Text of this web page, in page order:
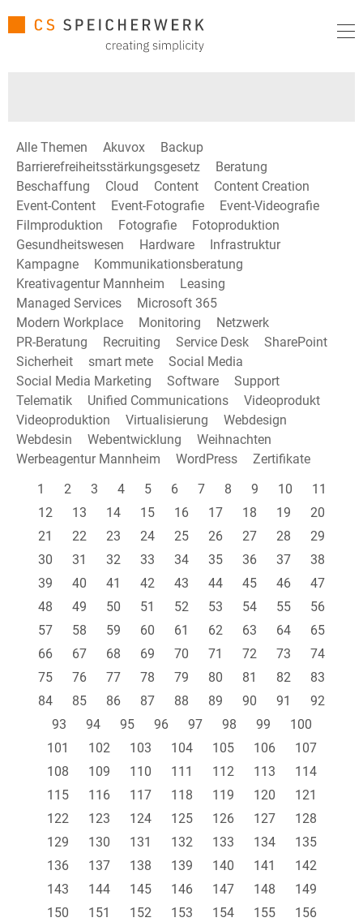
Alle Themen Akuvox
Backup
Barrierefreiheitsstärkungsgesetz
Beratung
Beschaffung
Cloud Content
Content Creation
Event-Content
Event-Fotografie
Event-Videografie
Filmproduktion
Fotografie
Fotoproduktion
Gesundheitswesen
Hardware
Infrastruktur
Kampagne
Kommunikationsberatung
Kreativagentur Mannheim
Leasing
Managed Services
Microsoft 365
Modern Workplace
Monitoring
Netzwerk
PR-Beratung
Recruiting Service Desk
SharePoint
Sicherheit
smart mete
Social Media
Social Media Marketing
Software
Support
Telematik
Unified Communications
Videoprodukt
Videoproduktion
Virtualisierung
Webdesign
Webdesin
Webentwicklung
Weihnachten
Werbeagentur Mannheim
WordPress
Zertifikate
1
2 3 4 5 6 7 8 9 10
11
12
13 14 15 16 17 18 19
20
21
22 23 24 25 26 27 28
29
30
31 32 33 34 35 36 37
38
39
40 41 42 43 44 45 46
47
48
49 50 51 52 53 54 55
56
57
58 59 60 61 62 63 64
65
66
67 68 69 70 71 72 73
74
75
76 77 78 79 80 81 82
83
84
85 86 87 88 89 90 91
92
93
94 95 96 97 98 99
100
101
102 103 104 105 106
107
108
109 110 111 112 113
114
115
116 117 118 119 120
121
122
123 124 125 126 127
128
129
130 131 132 133 134
135
136
137 138 139 140 141
142
143
144 145 146 147 148
149
150
151 152 153 154 155
156